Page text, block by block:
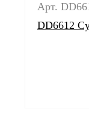
Арт.
DD6612